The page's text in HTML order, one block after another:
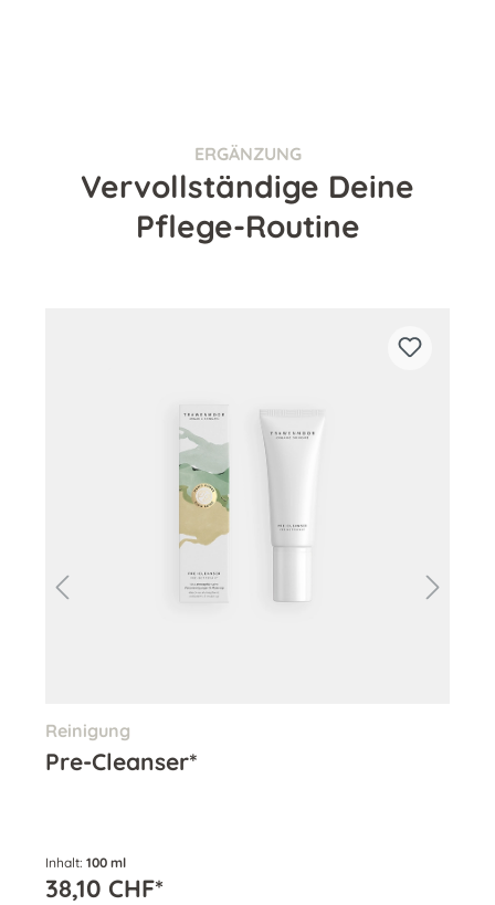
ERGÄNZUNG
Vervollständige Deine
Pflege-Routine
Reinigung
Pre-Cleanser*
Inhalt: 100 ml
38,10 CHF*